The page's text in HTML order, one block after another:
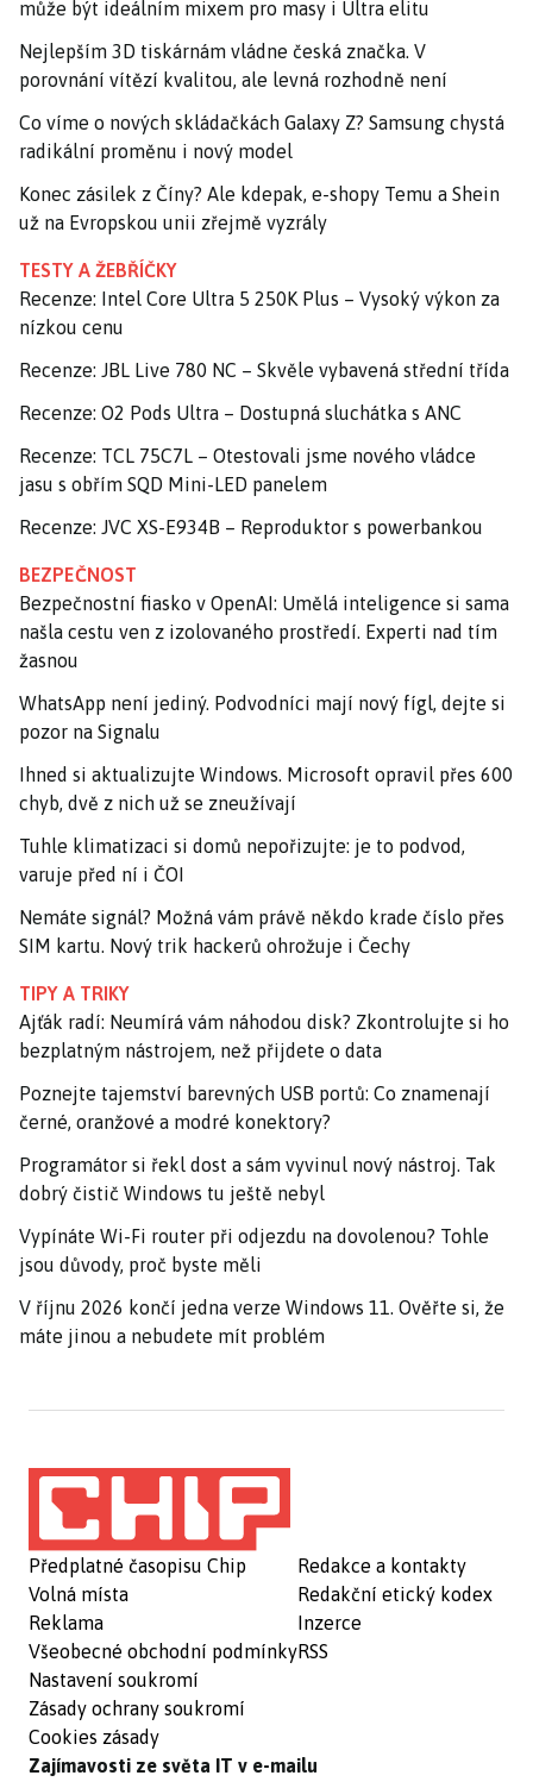
může být ideálním mixem pro masy i Ultra elitu
Nejlepším 3D tiskárnám vládne česká značka. V
porovnání vítězí kvalitou, ale levná rozhodně není
Co víme o nových skládačkách Galaxy Z? Samsung chystá
radikální proměnu i nový model
Konec zásilek z Číny? Ale kdepak, e-shopy Temu a Shein
už na Evropskou unii zřejmě vyzrály
TESTY A ŽEBŘÍČKY
Recenze: Intel Core Ultra 5 250K Plus – Vysoký výkon za
nízkou cenu
Recenze: JBL Live 780 NC – Skvěle vybavená střední třída
Recenze: O2 Pods Ultra – Dostupná sluchátka s ANC
Recenze: TCL 75C7L – Otestovali jsme nového vládce
jasu s obřím SQD Mini-LED panelem
Recenze: JVC XS-E934B – Reproduktor s powerbankou
BEZPEČNOST
Bezpečnostní fiasko v OpenAI: Umělá inteligence si sama
našla cestu ven z izolovaného prostředí. Experti nad tím
žasnou
WhatsApp není jediný. Podvodníci mají nový fígl, dejte si
pozor na Signalu
Ihned si aktualizujte Windows. Microsoft opravil přes 600
chyb, dvě z nich už se zneužívají
Tuhle klimatizaci si domů nepořizujte: je to podvod,
varuje před ní i ČOI
Nemáte signál? Možná vám právě někdo krade číslo přes
SIM kartu. Nový trik hackerů ohrožuje i Čechy
TIPY A TRIKY
Ajťák radí: Neumírá vám náhodou disk? Zkontrolujte si ho
bezplatným nástrojem, než přijdete o data
Poznejte tajemství barevných USB portů: Co znamenají
černé, oranžové a modré konektory?
Programátor si řekl dost a sám vyvinul nový nástroj. Tak
dobrý čistič Windows tu ještě nebyl
Vypínáte Wi-Fi router při odjezdu na dovolenou? Tohle
jsou důvody, proč byste měli
V říjnu 2026 končí jedna verze Windows 11. Ověřte si, že
máte jinou a nebudete mít problém
Předplatné časopisu Chip
Volná místa
Reklama
Všeobecné obchodní podmínky
Nastavení soukromí
Zásady ochrany soukromí
Cookies zásady
Redakce a kontakty
Redakční etický kodex
Inzerce
RSS
Zajímavosti ze světa IT v e-mailu